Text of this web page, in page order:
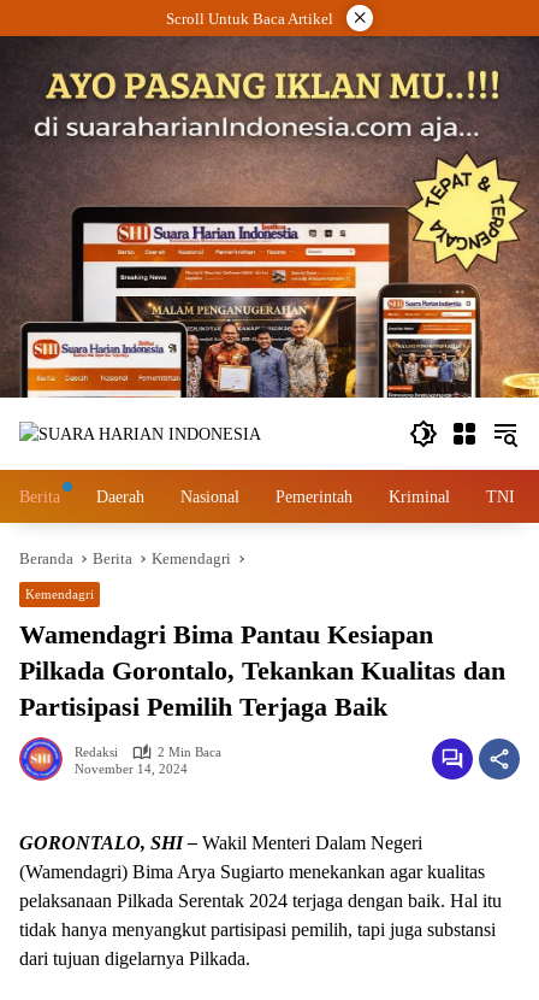
ke
Scroll Untuk Baca Artikel ×
Berita Daerah Nasional Pemerintah Kriminal TNI –
Beranda Berita Kemendagri
Kemendagri
Wamendagri Bima Pantau Kesiapan
Pilkada Gorontalo, Tekankan Kualitas dan
Partisipasi Pemilih Terjaga Baik
Redaksi
2 Min Baca
November 14, 2024
GORONTALO, SHI – Wakil Menteri Dalam Negeri
(Wamendagri) Bima Arya Sugiarto menekankan agar kualitas
pelaksanaan Pilkada Serentak 2024 terjaga dengan baik. Hal itu
tidak hanya menyangkut partisipasi pemilih, tapi juga substansi
dari tujuan digelarnya Pilkada.